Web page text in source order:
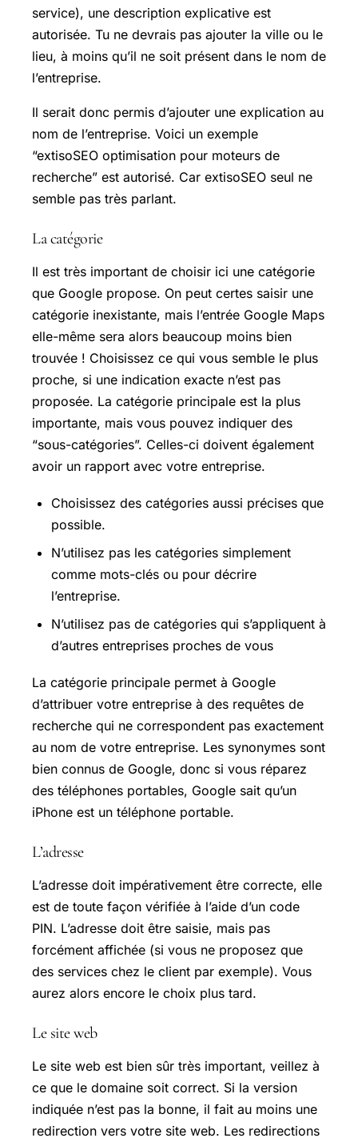
service), une description explicative est
autorisée. Tu ne devrais pas ajouter la ville ou le
lieu, à moins qu’il ne soit présent dans le nom de
l’entreprise.
Il serait donc permis d’ajouter une explication au
nom de l’entreprise. Voici un exemple
“extisoSEO optimisation pour moteurs de
recherche” est autorisé. Car extisoSEO seul ne
semble pas très parlant.
La catégorie
Il est très important de choisir ici une catégorie
que Google propose. On peut certes saisir une
catégorie inexistante, mais l’entrée Google Maps
elle-même sera alors beaucoup moins bien
trouvée ! Choisissez ce qui vous semble le plus
proche, si une indication exacte n’est pas
proposée. La catégorie principale est la plus
importante, mais vous pouvez indiquer des
“sous-catégories”. Celles-ci doivent également
avoir un rapport avec votre entreprise.
Choisissez des catégories aussi précises que
possible.
N’utilisez pas les catégories simplement
comme mots-clés ou pour décrire
l’entreprise.
N’utilisez pas de catégories qui s’appliquent à
d’autres entreprises proches de vous
La catégorie principale permet à Google
d’attribuer votre entreprise à des requêtes de
recherche qui ne correspondent pas exactement
au nom de votre entreprise. Les synonymes sont
bien connus de Google, donc si vous réparez
des téléphones portables, Google sait qu’un
iPhone est un téléphone portable.
L’adresse
L’adresse doit impérativement être correcte, elle
est de toute façon vérifiée à l’aide d’un code
PIN. L’adresse doit être saisie, mais pas
forcément affichée (si vous ne proposez que
des services chez le client par exemple). Vous
aurez alors encore le choix plus tard.
Le site web
Le site web est bien sûr très important, veillez à
ce que le domaine soit correct. Si la version
indiquée n’est pas la bonne, il fait au moins une
redirection vers votre site web. Les redirections